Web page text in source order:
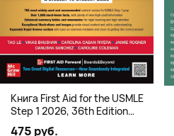
Книга First Aid for the USMLE
Step 1 2026, 36th Edition
(Мягкий переплет,
475 руб.